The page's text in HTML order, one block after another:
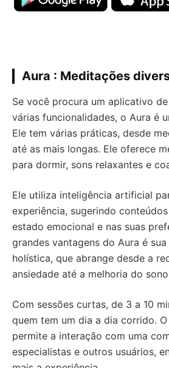
Aura : Meditações
Se você procura um aplicativo de
várias funcionalidades, o Aura é
Ele tem várias práticas, desde
até as mais longas. Ele oferece
para dormir, sons relaxantes e
Ele utiliza inteligência artificial
experiência, sugerindo
estado emocional e nas suas
grandes vantagens do Aura é
holística, que abrange desde a
ansiedade até a melhoria do
Com sessões curtas, de 3 a 10
quem tem um dia a dia corrido.
permite a interação com uma
especialistas e outros usuários,